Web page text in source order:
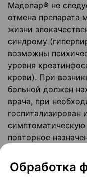
Мадопар® не
отмена препарата
жизни
синдрому
возможны
уровня
крови). При
больной должен
врача, при
госпитализирован
повторное
При лечении
Обработка